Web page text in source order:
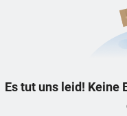
Es tut uns leid! Keine